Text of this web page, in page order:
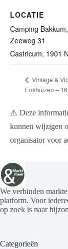
LOCATIE
Camping
Zeeweg 31
Castricum, 1901
Vintage &
Enkhuizen –
⚠️ Deze
kunnen wijzigen
organisator voor
We verbinden
platform. Voor
op zoek is naar
Categorieën